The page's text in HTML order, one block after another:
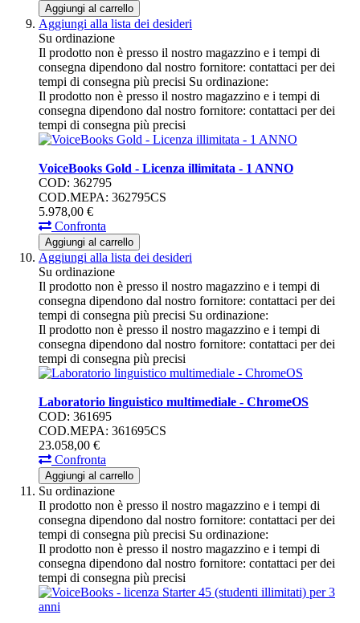
Aggiungi al carrello
Aggiungi alla lista dei desideri
Su ordinazione
Il prodotto non è presso il nostro magazzino e i tempi di
consegna dipendono dal nostro fornitore: contattaci per dei
tempi di consegna più precisi Su ordinazione:
Il prodotto non è presso il nostro magazzino e i tempi di
consegna dipendono dal nostro fornitore: contattaci per dei
tempi di consegna più precisi
VoiceBooks Gold - Licenza illimitata - 1 ANNO
COD: 362795
COD.MEPA: 362795CS
5.978,00 €
Confronta
Aggiungi al carrello
Aggiungi alla lista dei desideri
Su ordinazione
Il prodotto non è presso il nostro magazzino e i tempi di
consegna dipendono dal nostro fornitore: contattaci per dei
tempi di consegna più precisi Su ordinazione:
Il prodotto non è presso il nostro magazzino e i tempi di
consegna dipendono dal nostro fornitore: contattaci per dei
tempi di consegna più precisi
Laboratorio linguistico multimediale - ChromeOS
COD: 361695
COD.MEPA: 361695CS
23.058,00 €
Confronta
Aggiungi al carrello
Su ordinazione
Il prodotto non è presso il nostro magazzino e i tempi di
consegna dipendono dal nostro fornitore: contattaci per dei
tempi di consegna più precisi Su ordinazione:
Il prodotto non è presso il nostro magazzino e i tempi di
consegna dipendono dal nostro fornitore: contattaci per dei
tempi di consegna più precisi